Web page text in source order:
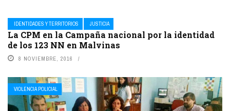
IDENTIDADES Y TERRITORIOS JUSTICIA
La CPM en la Campaña nacional por la identidad
de los 123 NN en Malvinas
8 NOVIEMBRE, 2016
VIOLENCIA POLICIAL